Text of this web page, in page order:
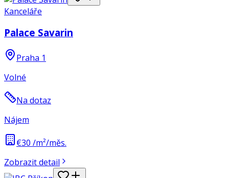
Kanceláře
Palace Savarin
Praha 1
Volné
Na dotaz
Nájem
€30 /m²/měs.
Zobrazit detail